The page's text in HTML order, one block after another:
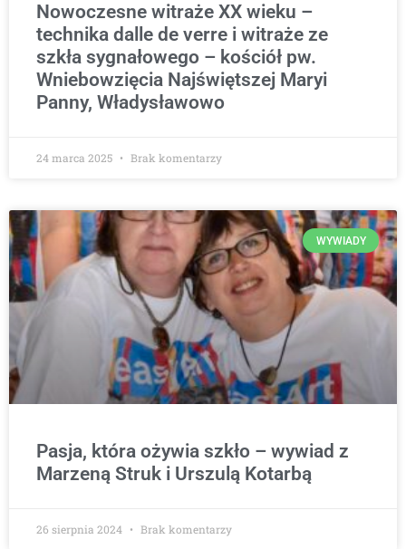
Nowoczesne witraże XX wieku –
technika dalle de verre i witraże ze
szkła sygnałowego – kościół pw.
Wniebowzięcia Najświętszej Maryi
Panny, Władysławowo
24 marca 2025 Brak komentarzy
WYWIADY
Pasja, która ożywia szkło – wywiad z
Marzeną Struk i Urszulą Kotarbą
26 sierpnia 2024 Brak komentarzy